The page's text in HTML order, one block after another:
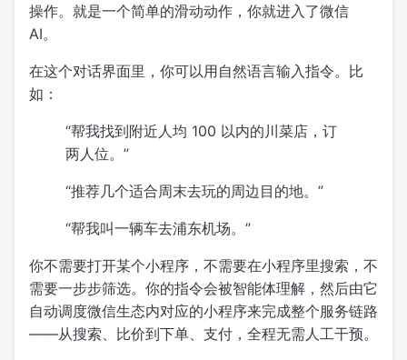
操作。就是一个简单的滑动动作，你就进入了微信
AI。
在这个对话界面里，你可以用自然语言输入指令。比
如：
“帮我找到附近人均 100 以内的川菜店，订
两人位。”
“推荐几个适合周末去玩的周边目的地。”
“帮我叫一辆车去浦东机场。”
你不需要打开某个小程序，不需要在小程序里搜索，不
需要一步步筛选。你的指令会被智能体理解，然后由它
自动调度微信生态内对应的小程序来完成整个服务链路
——从搜索、比价到下单、支付，全程无需人工干预。